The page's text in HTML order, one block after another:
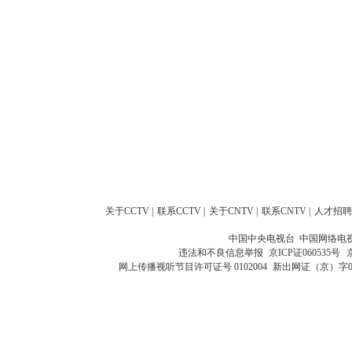
关于CCTV 联系CCTV 关于CNTV 联系CNTV 人才招聘
中国中央电视台 中国网络电
违法和不良信息举报 京ICP证060535号
网上传播视听节目许可证号 0102004 新出网证（京）